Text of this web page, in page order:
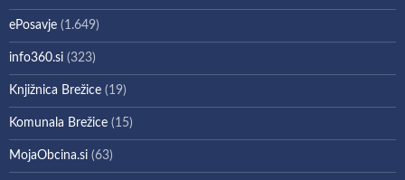
ePosavje (1.649)
info360.si (323)
Knjižnica Brežice (19)
Komunala Brežice (15)
MojaObcina.si (63)